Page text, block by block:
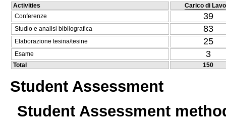
Activities
Carico di
Conferenze
39
Studio e analisi bibliografica 83
Elaborazione tesina/tesine 25
Esame 3
Total 150
Student Assessment
Student Assessment